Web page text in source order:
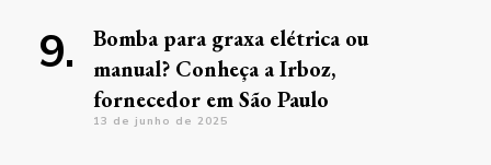
Bomba para graxa elétrica ou
manual? Conheça a Irboz,
fornecedor em São Paulo
13 de junho de 2025